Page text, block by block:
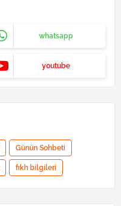
whatsapp
youtube
Günün Sohbeti
fıkh bilgileri